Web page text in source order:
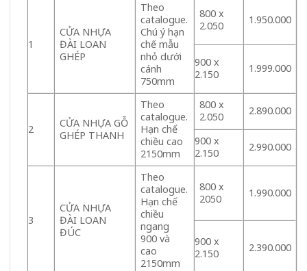
1
CỬA NHỰA
ĐÀI LOAN
GHÉP
Theo
catalogue.
Chú ý hạn
chế mẫu
nhỏ dưới
cánh
750mm
800 x
2.050
1.950.000
900 x
2.150
1.999.000
2
CỬA NHỰA GỖ
GHÉP THANH
Theo
catalogue.
Hạn chế
chiều cao
2150mm
800 x
2.050
2.890.000
900 x
2.150
2.990.000
3
CỬA NHỰA
ĐÀI LOAN
ĐÚC
Theo
catalogue.
Hạn chế
chiều
ngang
900 và
cao
2150mm
800 x
2050
1.990.000
900 x
2.150
2.390.000